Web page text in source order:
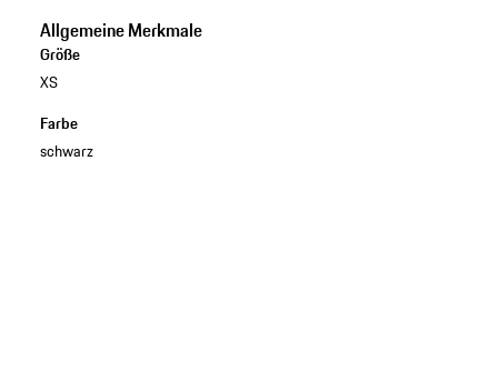
Allgemeine Merkmale
Größe
XS
Farbe
schwarz